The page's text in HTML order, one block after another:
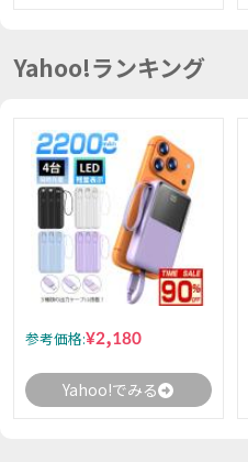
Yahoo!ランキング
参考価格:¥2,180
Yahoo!でみる